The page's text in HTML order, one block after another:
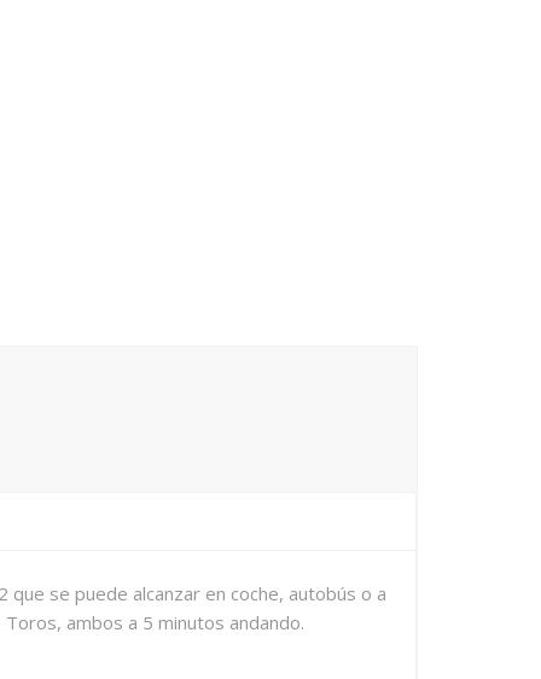
que se puede alcanzar en coche, autobús o a
Toros, ambos a 5 minutos andando.